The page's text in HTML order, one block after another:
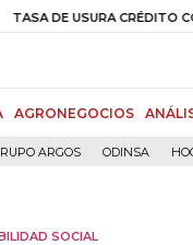
DE USURA CRÉDITO
AGRONEGOCIOS
ARGOS ODINSA
SOCIAL